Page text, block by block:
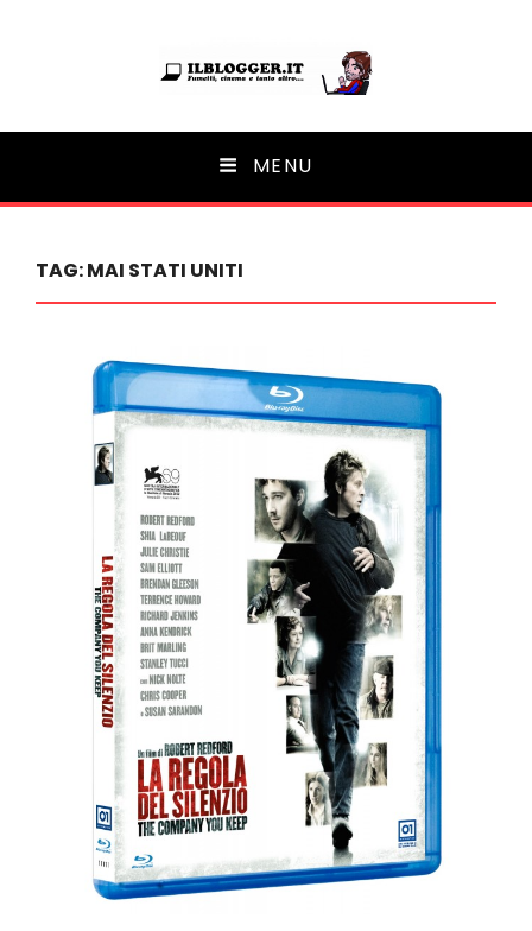
Ilblogger.it
Il portalino di blog | MENU
TAG:MAI STATI UNITI